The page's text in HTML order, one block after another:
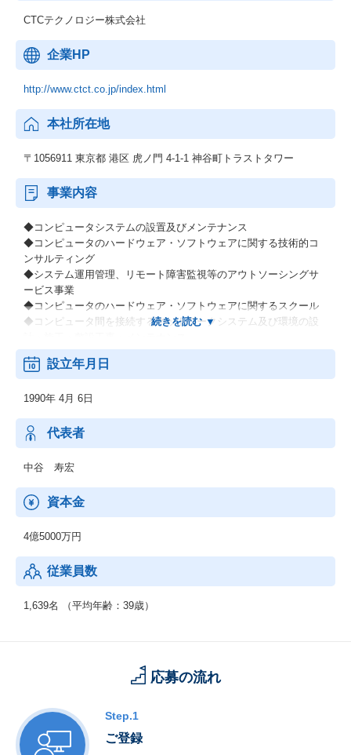
CTCテクノロジー株式会社
企業HP
http://www.ctct.co.jp/index.html
本社所在地
〒1056911 東京都 港区 虎ノ門 4-1-1 神谷町トラストタワー
事業内容
◆コンピュータシステムの設置及びメンテナンス
◆コンピュータのハードウェア・ソフトウェアに関する技術的コ
ンサルティング
◆システム運用管理、リモート障害監視等のアウトソーシングサ
ービス事業
◆コンピュータのハードウェア・ソフトウェアに関するスクール
◆コンピュータ間を接続するネットワークシステム及び環境の設
CTCテクノロジー（CTCT）は、伊藤忠テクノソリューションズ(C
トータルサービスインテグレータとして同社が展開するのはハー
ドウェア、ソフトウェア、ネットワーク、インターネット、セキ
ュリティのすべての領域のサポートおよび技術教育のサポートで
す。
設立年月日
1990年 4月 6日
代表者
中谷 寿宏
資本金
4億5000万円
従業員数
1,639名 （平均年齢：39歳）
応募の流れ
Step.1
ご登録